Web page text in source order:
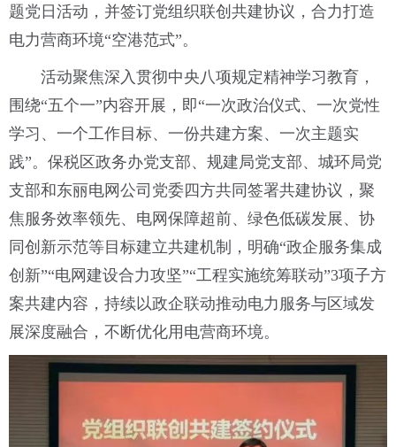
题党日活动，并签订党组织联创共建协议，合力打造
电力营商环境“空港范式”。
活动聚焦深入贯彻中央八项规定精神学习教育，
围绕“五个一”内容开展，即“一次政治仪式、一次党性
学习、一个工作目标、一份共建方案、一次主题实
践”。保税区政务办党支部、规建局党支部、城环局党
支部和东丽电网公司党委四方共同签署共建协议，聚
焦服务效率领先、电网保障超前、绿色低碳发展、协
同创新示范等目标建立共建机制，明确“政企服务集成
创新”“电网建设合力攻坚”“工程实施统筹联动”3项子方
案共建内容，持续以政企联动推动电力服务与区域发
展深度融合，不断优化用电营商环境。